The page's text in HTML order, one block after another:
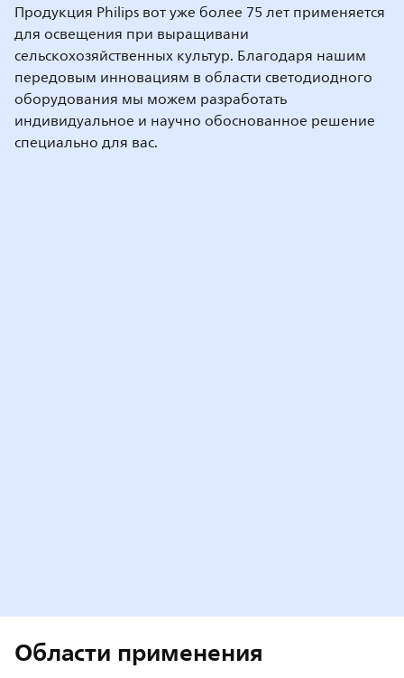
Продукция Philips вот уже более 75 лет применяется
для освещения при выращивани
сельскохозяйственных культур. Благодаря нашим
передовым инновациям в области светодиодного
оборудования мы можем разработать
индивидуальное и научно обоснованное решение
специально для вас.
Области применения